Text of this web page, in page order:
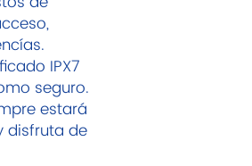
IPX7
seguro.
estará
disfruta de